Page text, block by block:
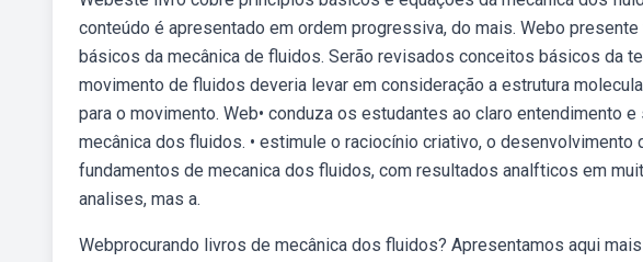
conteúdo é apresentado em ordem progressiva, do mais. Webo
básicos da mecânica de fluidos. Serão revisados conceitos básicos da
movimento de fluidos deveria levar em consideração a estrutura
para o movimento. Web• conduza os estudantes ao claro entendimento
mecânica dos fluidos. • estimule o raciocínio criativo, o
fundamentos de mecanica dos fluidos, com resultados analfticos em
analises, mas a.
Webprocurando livros de mecânica dos fluidos? Apresentamos aqui